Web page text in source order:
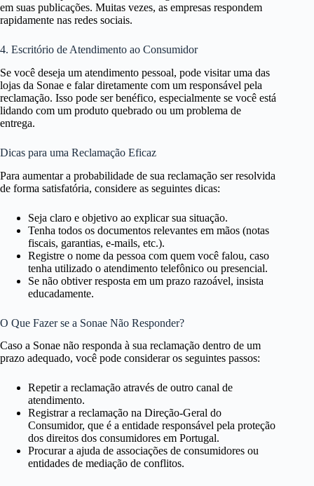
em suas publicações. Muitas vezes, as empresas respondem
rapidamente nas redes sociais.
4. Escritório de Atendimento ao Consumidor
Se você deseja um atendimento pessoal, pode visitar uma das
lojas da Sonae e falar diretamente com um responsável pela
reclamação. Isso pode ser benéfico, especialmente se você está
lidando com um produto quebrado ou um problema de
entrega.
Dicas para uma Reclamação Eficaz
Para aumentar a probabilidade de sua reclamação ser resolvida
de forma satisfatória, considere as seguintes dicas:
Seja claro e objetivo ao explicar sua situação.
Tenha todos os documentos relevantes em mãos (notas
fiscais, garantias, e-mails, etc.).
Registre o nome da pessoa com quem você falou, caso
tenha utilizado o atendimento telefônico ou presencial.
Se não obtiver resposta em um prazo razoável, insista
educadamente.
O Que Fazer se a Sonae Não Responder?
Caso a Sonae não responda à sua reclamação dentro de um
prazo adequado, você pode considerar os seguintes passos:
Repetir a reclamação através de outro canal de
atendimento.
Registrar a reclamação na Direção-Geral do
Consumidor, que é a entidade responsável pela proteção
dos direitos dos consumidores em Portugal.
Procurar a ajuda de associações de consumidores ou
entidades de mediação de conflitos.